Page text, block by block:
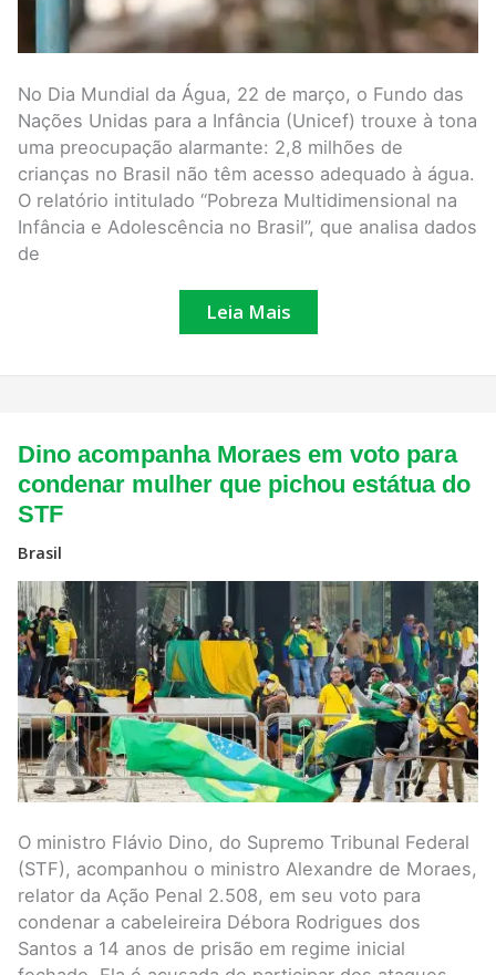
No Dia Mundial da Água, 22 de março, o Fundo das
Nações Unidas para a Infância (Unicef) trouxe à tona
uma preocupação alarmante: 2,8 milhões de
crianças no Brasil não têm acesso adequado à água.
O relatório intitulado “Pobreza Multidimensional na
Infância e Adolescência no Brasil”, que analisa dados
de
Leia Mais
Dino acompanha Moraes em voto para
condenar mulher que pichou estátua do
STF
Brasil
O ministro Flávio Dino, do Supremo Tribunal Federal
(STF), acompanhou o ministro Alexandre de Moraes,
relator da Ação Penal 2.508, em seu voto para
condenar a cabeleireira Débora Rodrigues dos
Santos a 14 anos de prisão em regime inicial
Dino
acompanha
Moraes
em
que
pichou
estátua
do
STF